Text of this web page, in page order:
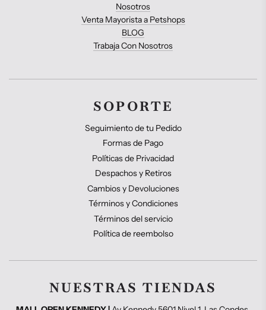
Nosotros
Venta Mayorista a Petshops
BLOG
Trabaja Con Nosotros
SOPORTE
Seguimiento de tu Pedido
Formas de Pago
Políticas de Privacidad
Despachos y Retiros
Cambios y Devoluciones
Términos y Condiciones
Términos del servicio
Política de reembolso
NUESTRAS TIENDAS